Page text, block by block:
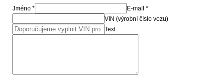
Jméno *
E-mail *
VIN (výrobní číslo vozu)
Text